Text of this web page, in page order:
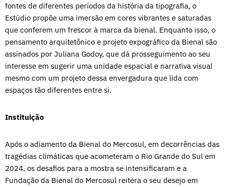
fontes de diferentes períodos da história da tipografia, o
Estúdio propõe uma imersão em cores vibrantes e saturadas
que conferem um frescor à marca da bienal. Enquanto isso, o
pensamento arquitetônico e projeto expográfico da Bienal são
assinados por Juliana Godoy, que dá prosseguimento ao seu
interesse em sugerir uma unidade espacial e narrativa visual
mesmo com um projeto dessa envergadura que lida com
espaços tão diferentes entre si.
Instituição
Após o adiamento da Bienal do Mercosul, em decorrências das
tragédias climáticas que acometeram o Rio Grande do Sul em
2024, os desafios para a mostra se intensificaram e a
Fundação da Bienal do Mercosul reitera o seu desejo em